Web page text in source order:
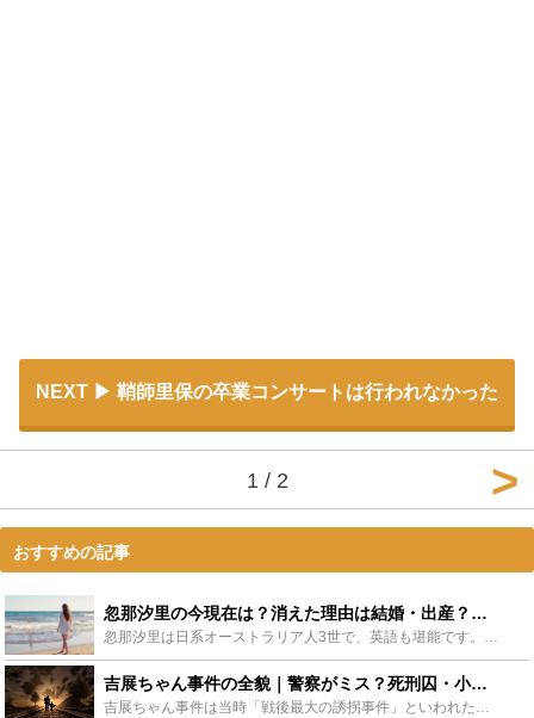
NEXT 鞘師里保の卒業コンサートは行われなかった
1 / 2
おすすめの記事
忽那汐里の今現在は？消えた理由は結婚・出産？海外での活躍も紹介！ - Leisurego(レジャーゴー)
忽那汐里は日系オーストラリア人3世で、英語も堪能です。大学が東大だった説がありますが、現在は中退し海外を中心に活動しています。この記事では忽那汐里の経歴や現在の様子について紹介していきます。 芸能界...
吉展ちゃん事件の全貌｜警察がミス？死刑囚・小原保の生い立ちや自白の記録 - Leisurego(レジャーゴー)
吉展ちゃん事件は当時「戦後最大の誘拐事件」といわれた身の代金目的の男児誘拐殺人事件です。犯人の小原保の生い立ちや自白の記録、事件を担当した弁護士や検察医の証言を元に吉展ちゃん事件の全貌に迫ります。ま...